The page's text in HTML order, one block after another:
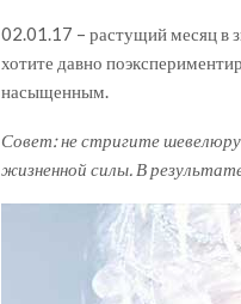
02.01.17 – растущий месяц в
хотите давно
насыщенным.
Совет: не стригите
жизненной силы. В